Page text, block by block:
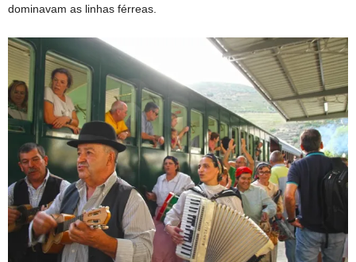
dominavam as linhas férreas.